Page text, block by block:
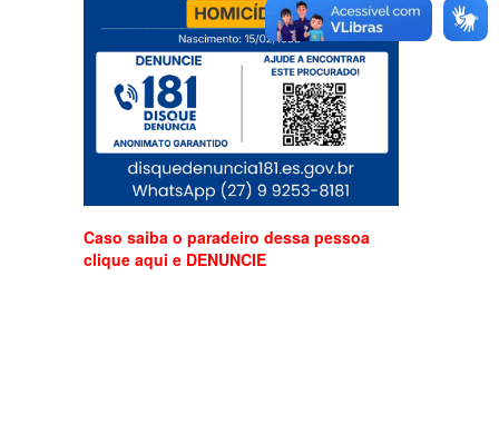
Caso saiba o paradeiro dessa pessoa
clique aqui e DENUNCIE